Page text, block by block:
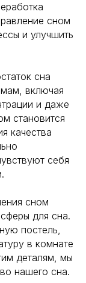
сном
и улучшить
сна
включая
и даже
становится
качества
себя
сном
для сна.
постель,
в комнате
деталям, мы
нашего сна.